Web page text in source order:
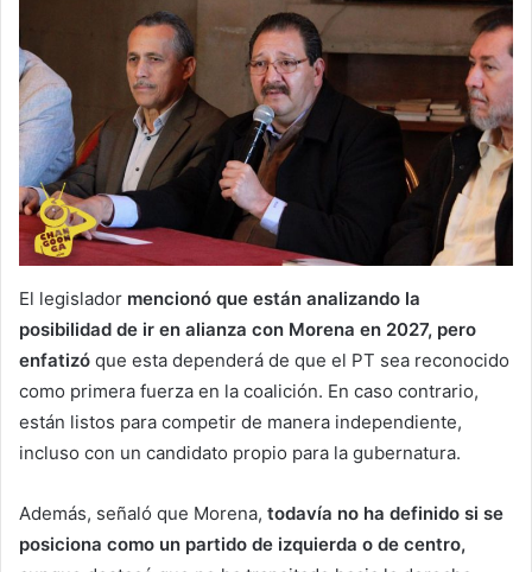
El legislador mencionó que están analizando la
posibilidad de ir en alianza con Morena en 2027, pero
enfatizó que esta dependerá de que el PT sea reconocido
como primera fuerza en la coalición. En caso contrario,
están listos para competir de manera independiente,
incluso con un candidato propio para la gubernatura.
Además, señaló que Morena, todavía no ha definido si se
posiciona como un partido de izquierda o de centro,